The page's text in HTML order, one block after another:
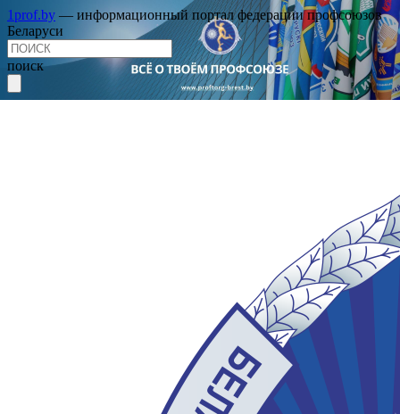
1prof.by — информационный портал федерации профсоюзов
Беларуси
поиск